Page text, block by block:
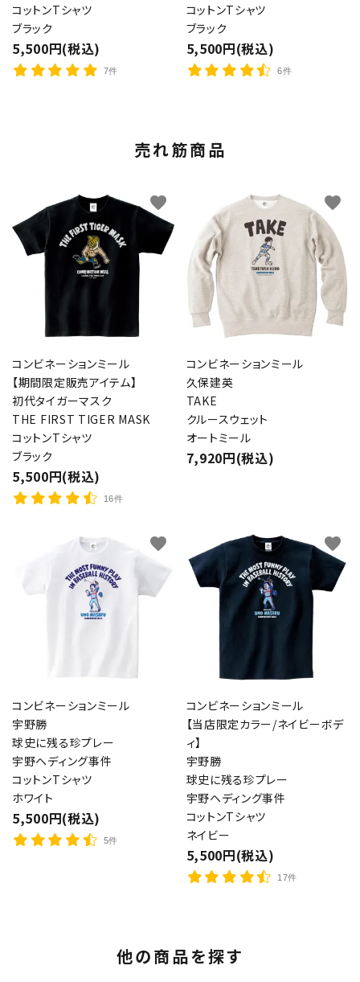
コットンTシャツ
ブラック
5,500円(税込)
7件
コットンTシャツ
ブラック
5,500円(税込)
6件
売れ筋商品
コンビネーションミール
【期間限定販売アイテム】
初代タイガーマスク
THE FIRST TIGER MASK
コットンTシャツ
ブラック
5,500円(税込)
16件
favorite
コンビネーションミール
久保建英
TAKE
クルースウェット
オートミール
7,920円(税込)
favorite
コンビネーションミール
宇野勝
球史に残る珍プレー
宇野ヘディング事件
コットンTシャツ
ホワイト
5,500円(税込)
5件
favorite
コンビネーションミール
【当店限定カラー/ネイビーボデ
ィ】
宇野勝
球史に残る珍プレー
宇野ヘディング事件
コットンTシャツ
ネイビー
5,500円(税込)
17件
favorite
他の商品を探す